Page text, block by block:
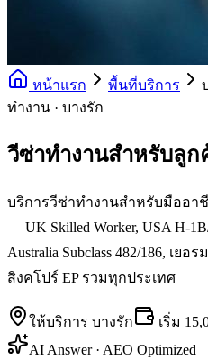
หน้าแรก พื้นที่บริการ
ทำงาน · บางรัก
วีซ่าทำงานสำหรับลูก
บริการวีซ่าทำงานสำหรับมืออา
— UK Skilled Worker, USA H-1B/
Australia Subclass 482/186, เยอ
สิงคโปร์ EP รวมทุกประเทศ
ให้บริการ บางรัก เริ่ม
AI Answer · AEO Optimized